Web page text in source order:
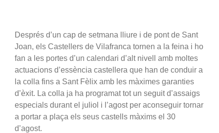
Després d’un cap de setmana lliure i de pont de Sant
Joan, els Castellers de Vilafranca tornen a la feina i ho
fan a les portes d’un calendari d’alt nivell amb moltes
actuacions d’essència castellera que han de conduir a
la colla fins a Sant Fèlix amb les màximes garanties
d’èxit. La colla ja ha programat tot un seguit d’assaigs
especials durant el juliol i l’agost per aconseguir tornar
a portar a plaça els seus castells màxims el 30
d’agost.